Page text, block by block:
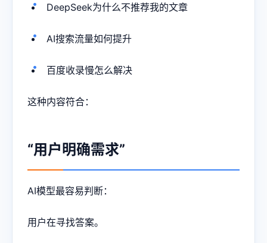
DeepSeek为什么不推荐我的文章
AI搜索流量如何提升
百度收录慢怎么解决
这种内容符合：
“用户明确需求”
AI模型最容易判断：
用户在寻找答案。